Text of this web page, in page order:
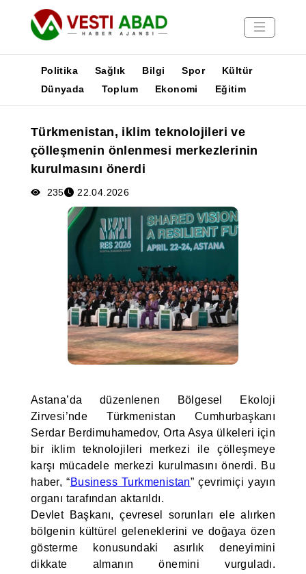
Yayınlar
Medya
Poster
Politika Sağlık Bilgi Spor
Kültür
Dünyada
Toplum Ekonomi Eğitim
Türkmenistan, iklim teknolojileri ve
çölleşmenin önlenmesi merkezlerinin
kurulmasını önerdi
235 22.04.2026
Astana’da düzenlenen Bölgesel Ekoloji
Zirvesi’nde Türkmenistan Cumhurbaşkanı
Serdar Berdimuhamedov, Orta Asya ülkeleri için
bir iklim teknolojileri merkezi ile çölleşmeye
karşı mücadele merkezi kurulmasını önerdi. Bu
haber, “Business Turkmenistan” çevrimiçi yayın
organı tarafından aktarıldı.
Devlet Başkanı, çevresel sorunları ele alırken
bölgenin kültürel geleneklerini ve doğaya özen
gösterme konusundaki asırlık deneyimini
dikkate almanın önemini vurguladı.